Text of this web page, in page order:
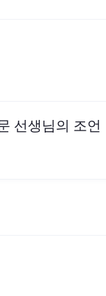
선생님의 조언